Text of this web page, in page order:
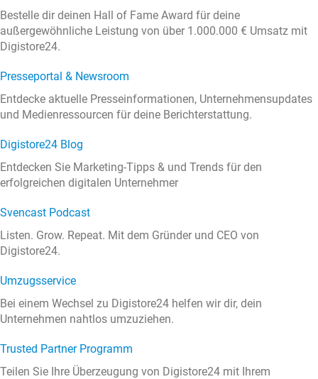
Bestelle dir deinen Hall of Fame Award für deine
außergewöhnliche Leistung von über 1.000.000 € Umsatz mit
Digistore24.
Presseportal & Newsroom
Entdecke aktuelle Presseinformationen, Unternehmensupdates
und Medienressourcen für deine Berichterstattung.
Digistore24 Blog
Entdecken Sie Marketing-Tipps & und Trends für den
erfolgreichen digitalen Unternehmer
Svencast Podcast
Listen. Grow. Repeat. Mit dem Gründer und CEO von
Digistore24.
Umzugsservice
Bei einem Wechsel zu Digistore24 helfen wir dir, dein
Unternehmen nahtlos umzuziehen.
Trusted Partner Programm
Teilen Sie Ihre Überzeugung von Digistore24 mit Ihrem